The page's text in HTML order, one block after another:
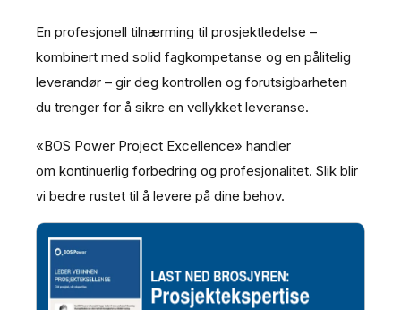
En profesjonell tilnærming til prosjektledelse –
kombinert med solid fagkompetanse og en pålitelig
leverandør – gir deg kontrollen og forutsigbarheten
du trenger for å sikre en vellykket leveranse.
«BOS Power Project Excellence» handler
om kontinuerlig forbedring og profesjonalitet. Slik blir
vi bedre rustet til å levere på dine behov.